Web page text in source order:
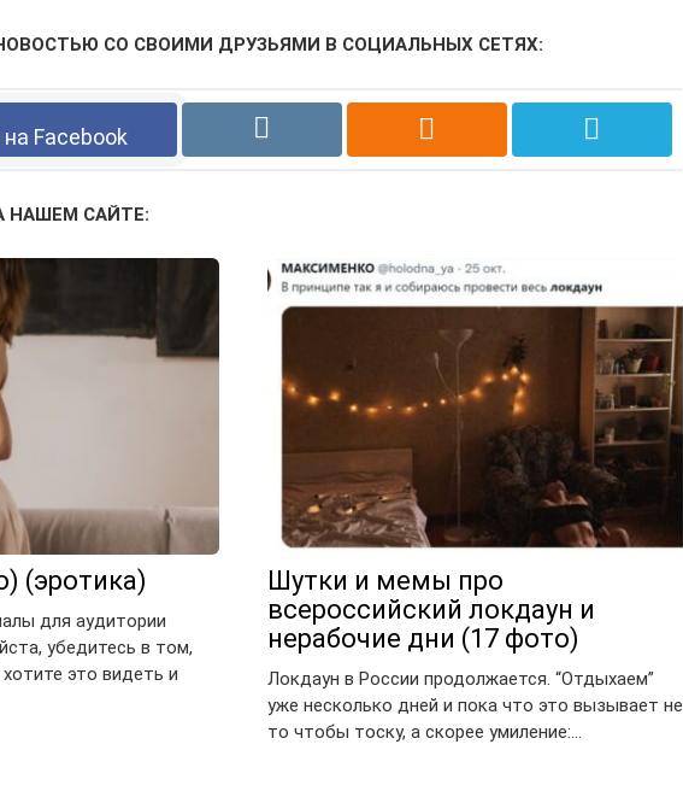
СО СВОИМИ ДРУЗЬЯМИ В СОЦИАЛЬНЫХ СЕТЯХ:
Facebook
НАШЕМ САЙТЕ:
(эротика)
для аудитории
убедитесь в том,
это видеть и
Шутки и мемы про
всероссийский локдаун и
нерабочие дни (17 фото)
Локдаун в России продолжается. “Отдыхаем”
уже несколько дней и пока что это вызывает не
то чтобы тоску, а скорее умиление:…